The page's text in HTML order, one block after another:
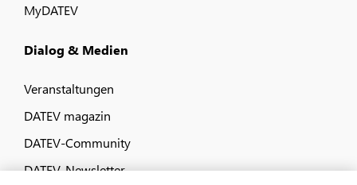
MyDATEV
Dialog & Medien
Veranstaltungen
DATEV magazin
DATEV-Community
DATEV-Newsletter